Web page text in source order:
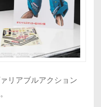
リアブルアクション